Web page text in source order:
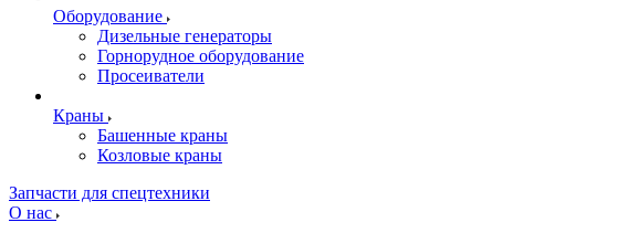
Оборудование
Дизельные генераторы
Горнорудное оборудование
Просеиватели
Краны
Башенные краны
Козловые краны
Запчасти для спецтехники
О нас